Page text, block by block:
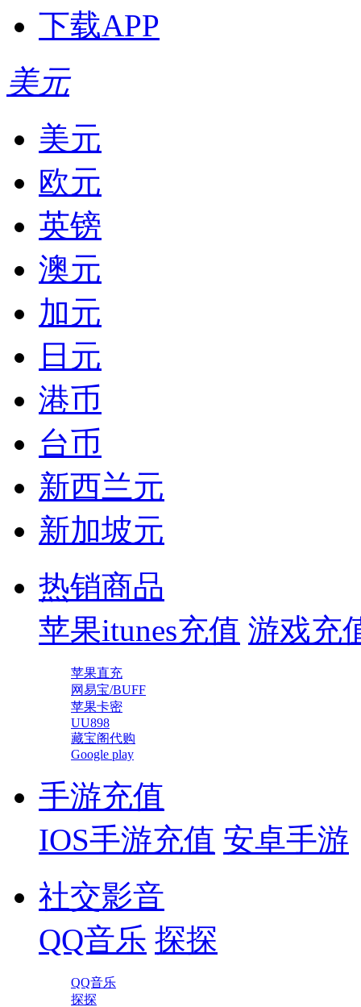
下载APP
美元
美元
欧元
英镑
澳元
加元
日元
港币
台币
新西兰元
新加坡元
热销商品
苹果itunes充值 游戏充
苹果直充
网易宝/BUFF
苹果卡密
UU898
藏宝阁代购
Google play
手游充值
IOS手游充值 安卓手游
社交影音
QQ音乐 探探
QQ音乐
探探